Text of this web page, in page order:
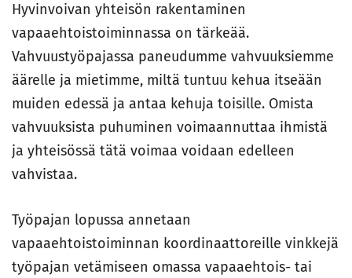
Hyvinvoivan yhteisön rakentaminen
vapaaehtoistoiminnassa on tärkeää.
Vahvuustyöpajassa paneudumme vahvuuksiemme
äärelle ja mietimme, miltä tuntuu kehua itseään
muiden edessä ja antaa kehuja toisille. Omista
vahvuuksista puhuminen voimaannuttaa ihmistä
ja yhteisössä tätä voimaa voidaan edelleen
vahvistaa.
Työpajan lopussa annetaan
vapaaehtoistoiminnan koordinaattoreille vinkkejä
työpajan vetämiseen omassa vapaaehtois- tai